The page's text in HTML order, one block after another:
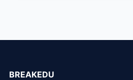
BREAKEDU